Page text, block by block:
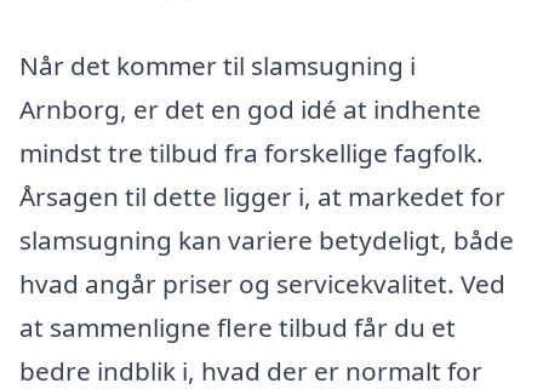
Når det kommer til slamsugning i
Arnborg, er det en god idé at indhente
mindst tre tilbud fra forskellige fagfolk.
Årsagen til dette ligger i, at markedet for
slamsugning kan variere betydeligt, både
hvad angår priser og servicekvalitet. Ved
at sammenligne flere tilbud får du et
bedre indblik i, hvad der er normalt for